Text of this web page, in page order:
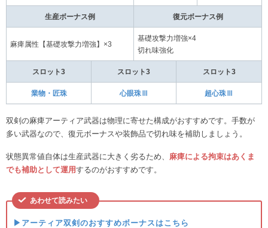
生産ボーナス例 復元ボーナス例
麻痺属性【基礎攻撃力増強】×3
基礎攻撃力増強×4
切れ味強化
スロット3 スロット3 スロット3
業物・匠珠 心眼珠Ⅲ 超心珠Ⅲ
双剣の麻痺アーティア武器は物理に寄せた構成がおすすめです。手数が
多い武器なので、復元ボーナスや装飾品で切れ味を補助しましょう。
状態異常値自体は生産武器に大きく劣るため、 麻痺による拘束はあくま
でも補助として運用するのがおすすめです。
あわせて読みたい
▶アーティア双剣のおすすめボーナスはこちら